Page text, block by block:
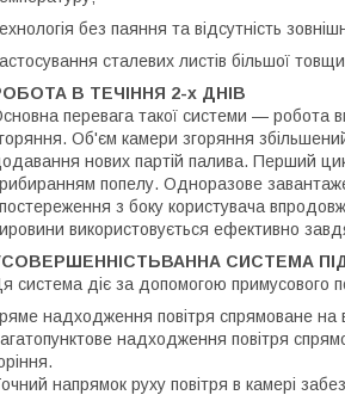
без паяння та відсутність
сталевих листів більшої
В ТЕЧІННЯ 2-х ДНІВ
перевага такої системи — робота
Об'єм камери згоряння
нових партій палива. Перший
попелу. Одноразове
з боку користувача
використовується ефективно
СИСТЕМА
система діє за допомогою примусового
надходження повітря спрямоване на
надходження повітря
напрямок руху повітря в камері